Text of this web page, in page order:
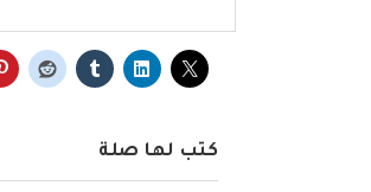
كتب لها صلة